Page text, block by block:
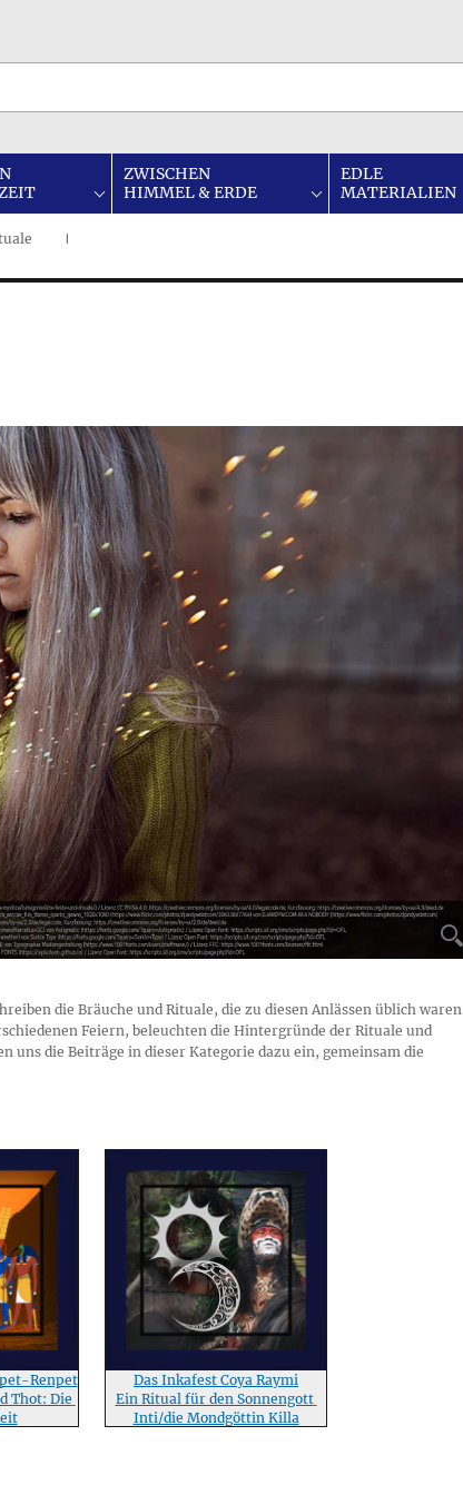
ZWISCHEN
HIMMEL & ERDE
EDLE
MATERIALIEN
I
⚲
die Bräuche und Rituale, die zu diesen Anlässen üblich waren
Feiern, beleuchten die Hintergründe der Rituale und
uns die Beiträge in dieser Kategorie dazu ein, gemeinsam die
Renpet
Thot: Die
Das Inkafest Coya Raymi
Ein Ritual für den Sonnengott
Inti/die Mondgöttin Killa